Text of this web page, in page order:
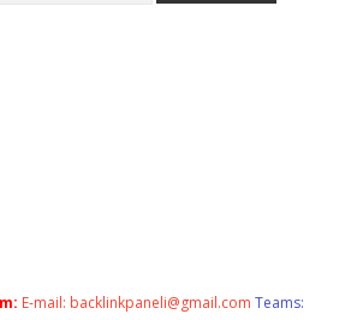
E-mail: backlinkpaneli@gmail.com Teams: